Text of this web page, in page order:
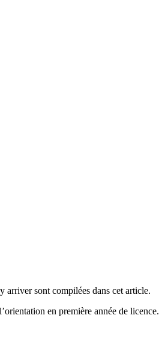
arriver sont compilées dans cet article.
en première année de licence.